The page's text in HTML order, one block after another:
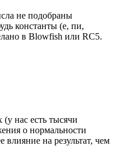
не подобраны
константы (e, пи,
в Blowfish или RC5.
нас есть тысячи
о нормальности
влияние на результат, чем